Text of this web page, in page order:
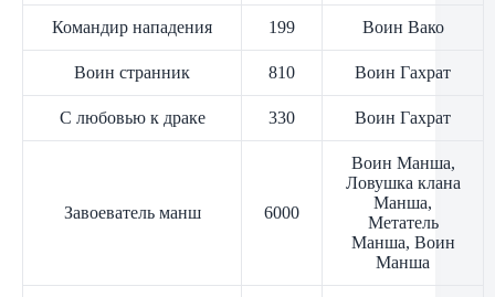
Командир нападения 199 Воин Вако
Воин странник 810 Воин Гахрат
С любовью к драке 330 Воин Гахрат
Завоеватель манш 6000
Воин Манша,
Ловушка клана
Манша,
Метатель
Манша, Воин
Манша